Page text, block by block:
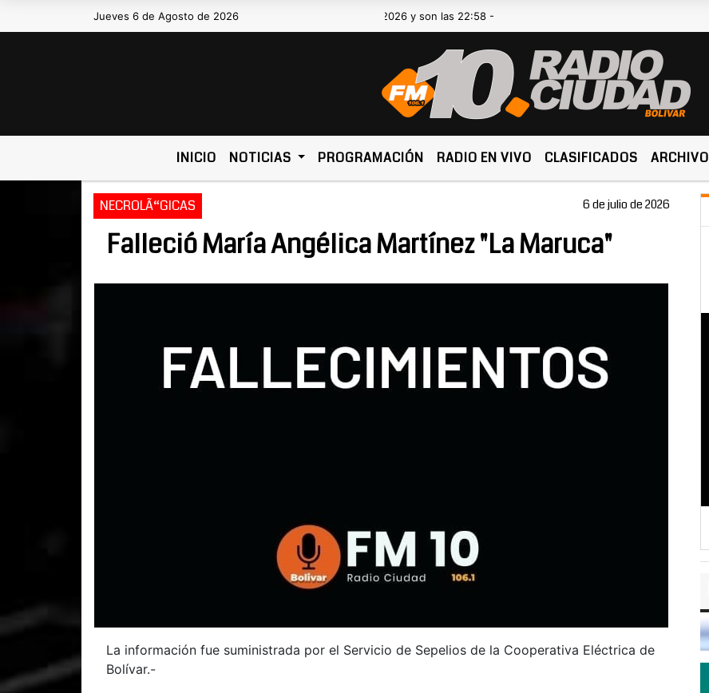
Jueves 6 de Agosto de 2026Hoy es Jueves 6 de Agosto de 2026 y son las 22:58 -
INICIO NOTICIAS PROGRAMACIÓN RADIO EN VIVO CLASIFICADOS ARCHIVO
NECROLÃ“GICAS 6 de julio de 2026
Falleció María Angélica Martínez "La Maruca"
La información fue suministrada por el Servicio de Sepelios de la Cooperativa Eléctrica de
Bolívar.-